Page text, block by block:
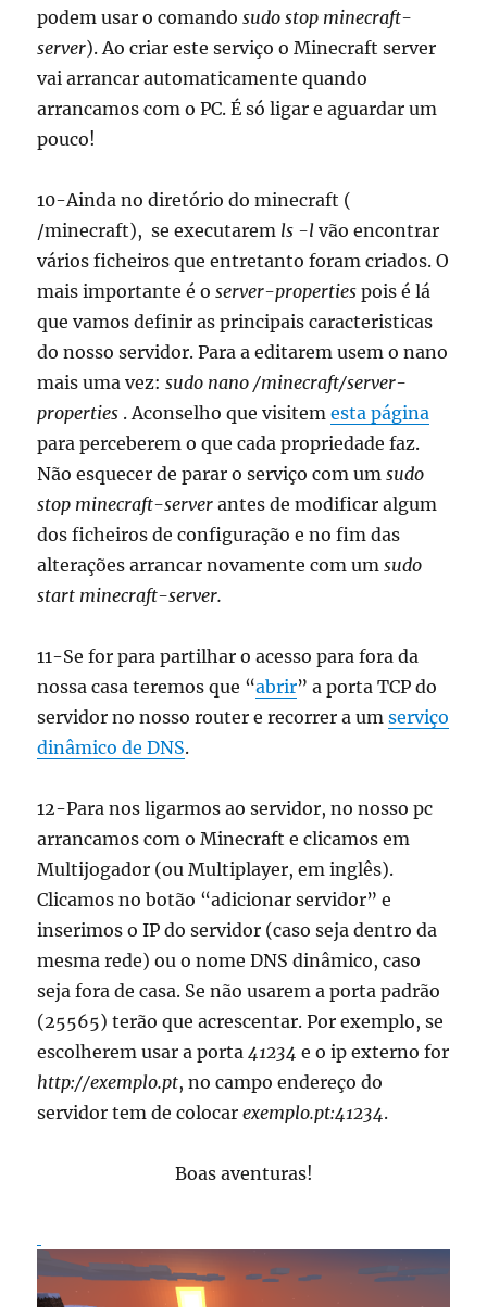
podem usar o comando sudo stop minecraft-
server). Ao criar este serviço o Minecraft server
vai arrancar automaticamente quando
arrancamos com o PC. É só ligar e aguardar um
pouco!
10-Ainda no diretório do minecraft (
/minecraft), se executarem ls -lvão encontrar
vários ficheiros que entretanto foram criados. O
mais importante é oserver-propertiespois é lá
que vamos definir as principais caracteristicas
do nosso servidor. Para a editarem usem o nano
mais uma vez:sudo nano /minecraft/server-
properties . Aconselho que visitemesta página
para perceberem o que cada propriedade faz.
Não esquecer de parar o serviço com umsudo
stop minecraft-server antes de modificar algum
dos ficheiros de configuração e no fim das
alterações arrancar novamente com umsudo
start minecraft-server.
11-Se for para partilhar o acesso para fora da
nossa casa teremos que “abrir” a porta TCP do
servidor no nosso router e recorrer a umserviço
dinâmico de DNS.
12-Para nos ligarmos ao servidor, no nosso pc
arrancamos com o Minecraft e clicamos em
Multijogador (ou Multiplayer, em inglês).
Clicamos no botão “adicionar servidor” e
inserimos o IP do servidor (caso seja dentro da
mesma rede) ou o nome DNS dinâmico, caso
seja fora de casa. Se não usarem a porta padrão
(25565) terão que acrescentar. Por exemplo, se
escolherem usar a porta41234 e o ip externo for
http://exemplo.pt, no campo endereço do
servidor tem de colocarexemplo.pt:41234.
Boas aventuras!